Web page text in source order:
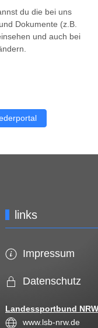
du die bei uns
Dokumente (z.B.
und auch bei
links
Impressum
Datenschutz
Landessportbund NRW
www.lsb-nrw.de